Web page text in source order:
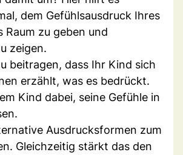
dem Gefühlsausdruck Ihres
Raum zu geben und
zeigen.
beitragen, dass Ihr Kind sich
erzählt, was es bedrückt.
Kind dabei, seine Gefühle in
Ausdrucksformen zum
Gleichzeitig stärkt das den